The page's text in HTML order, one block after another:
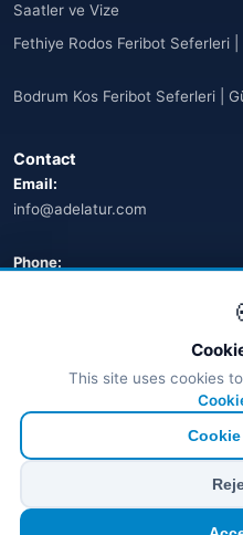
Saatler ve Vize
Fethiye Rodos Feribot Seferleri
Bodrum Kos Feribot Seferleri |
Contact
Email:
info@adelatur.com
Phone:
€ EUR
This site uses cookies